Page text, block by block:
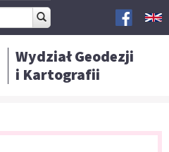
Wydział Geodezji
i Kartografii